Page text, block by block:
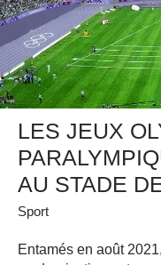
LES JEUX
AU STADE
Sport
Entamés en août